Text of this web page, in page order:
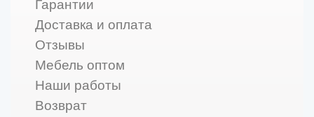
Гарантии
Доставка и оплата
Отзывы
Мебель оптом
Наши работы
Возврат